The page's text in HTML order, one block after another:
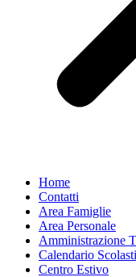
Home
Contatti
Area Famiglie
Area Personale
Amministrazione
Calendario
Centro Estivo